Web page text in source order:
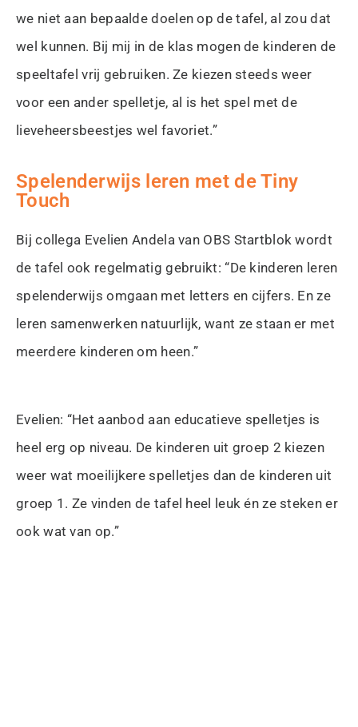
we niet aan bepaalde doelen op de tafel, al zou dat
wel kunnen. Bij mij in de klas mogen de kinderen de
speeltafel vrij gebruiken. Ze kiezen steeds weer
voor een ander spelletje, al is het spel met de
lieveheersbeestjes wel favoriet.”
Spelenderwijs leren met de Tiny
Touch
Bij collega Evelien Andela van OBS Startblok wordt
de tafel ook regelmatig gebruikt: “De kinderen leren
spelenderwijs omgaan met letters en cijfers. En ze
leren samenwerken natuurlijk, want ze staan er met
meerdere kinderen om heen.”
Evelien: “Het aanbod aan educatieve spelletjes is
heel erg op niveau. De kinderen uit groep 2 kiezen
weer wat moeilijkere spelletjes dan de kinderen uit
groep 1. Ze vinden de tafel heel leuk én ze steken er
ook wat van op.”